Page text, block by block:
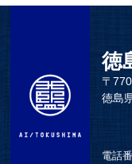
徳
〒
徳島
電話